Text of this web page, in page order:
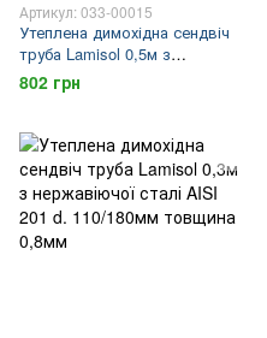
Артикул: 033-00015
Утеплена димохідна сендвіч
труба Lamisol 0,5м з
нержавіючої сталі AISI 201 d.
110/180мм товщина 1мм
802 грн